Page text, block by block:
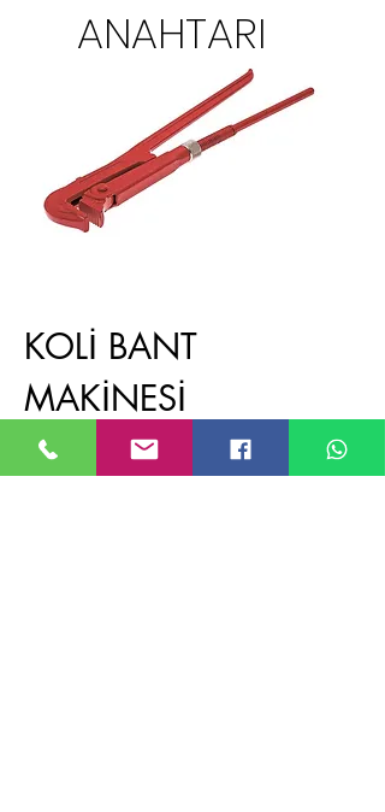
ANAHTARI
KOLİ BANT
MAKİNESİ